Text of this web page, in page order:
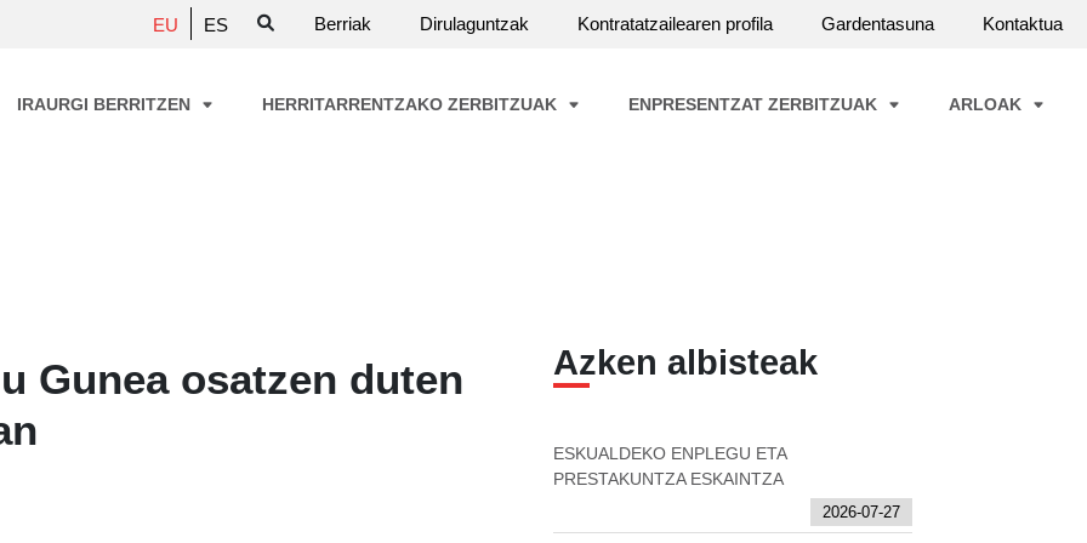
EU ES Berriak Dirulaguntzak Kontratatzailearen profila Gardentasuna Kontaktua
IRAURGI BERRITZEN HERRITARRENTZAKO ZERBITZUAK ENPRESENTZAT ZERBITZUAK ARLOAK
Gunea osatzen duten
Azken albisteak
ESKUALDEKO ENPLEGU ETA
PRESTAKUNTZA ESKAINTZA
2026-07-27